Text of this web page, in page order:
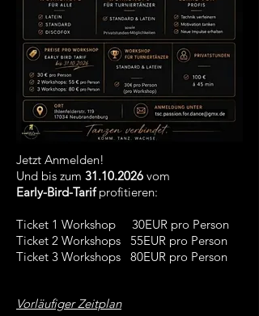
Jetzt Anmelden!
Und bis zum 31.10.2026 vom
Early-Bird-Tarifprofitieren:
Ticket 1 Workshop 30EUR pro Person
Ticket 2 Workshops 55EUR pro Person
Ticket 3 Workshops 80EUR pro Person
Vorläufiger Zeitplan